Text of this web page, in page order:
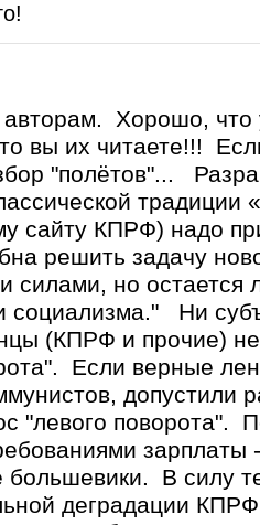
Хорошо, что
вы их читаете!!!
"полётов"...
традиции
сайту КПРФ) надо
решить задачу
силами, но
социализма." Ни
(КПРФ и прочие)
Если верные
допустили
"левого поворота".
зарплаты
В силу
деградации